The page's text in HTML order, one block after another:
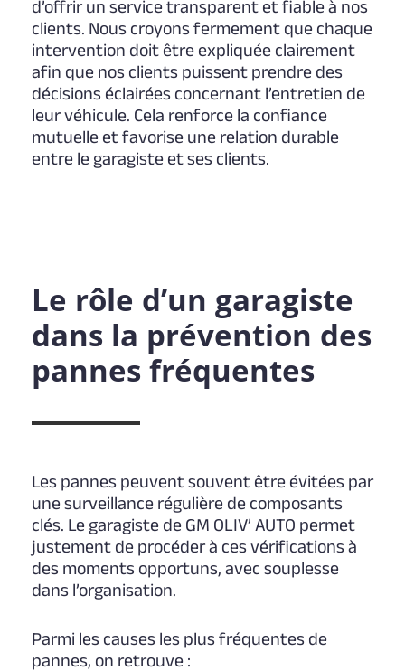
d’offrir un service transparent et fiable à nos
clients. Nous croyons fermement que chaque
intervention doit être expliquée clairement
afin que nos clients puissent prendre des
décisions éclairées concernant l’entretien de
leur véhicule. Cela renforce la confiance
mutuelle et favorise une relation durable
entre le garagiste et ses clients.
Le rôle d’un garagiste
dans la prévention des
pannes fréquentes
Les pannes peuvent souvent être évitées par
une surveillance régulière de composants
clés. Le garagiste de GM OLIV’ AUTO permet
justement de procéder à ces vérifications à
des moments opportuns, avec souplesse
dans l’organisation.
Parmi les causes les plus fréquentes de
pannes, on retrouve :